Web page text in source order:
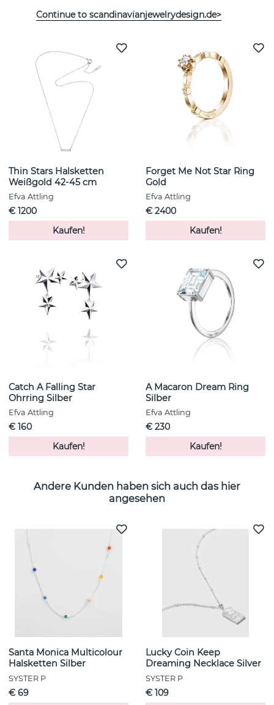
Weitere Artikel ansehen
Thin Stars Halsketten
Weißgold 42-45 cm
Efva Attling
€ 1200
Kaufen!
Forget Me Not Star Ring
Gold
Efva Attling
€ 2400
Kaufen!
Catch A Falling Star
Ohrring Silber
Efva Attling
€ 160
Kaufen!
A Macaron Dream Ring
Silber
Efva Attling
€ 230
Kaufen!
Andere Kunden haben sich auch das hier
angesehen
Santa Monica Multicolour
Halsketten Silber
SYSTER P
€ 69
Lucky Coin Keep
Dreaming Necklace Silver
SYSTER P
€ 109
Continue to scandinavianjewelrydesign.de>